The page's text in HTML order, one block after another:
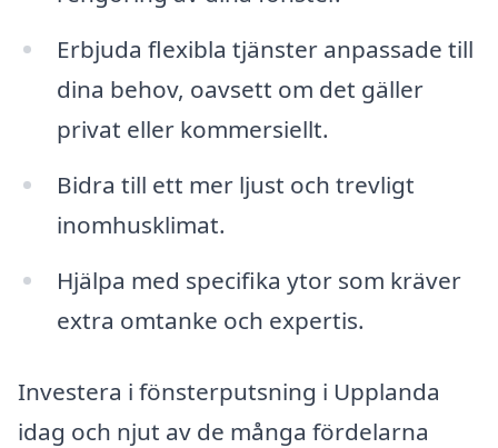
Erbjuda flexibla tjänster anpassade till
dina behov, oavsett om det gäller
privat eller kommersiellt.
Bidra till ett mer ljust och trevligt
inomhusklimat.
Hjälpa med specifika ytor som kräver
extra omtanke och expertis.
Investera i fönsterputsning i Upplanda
idag och njut av de många fördelarna